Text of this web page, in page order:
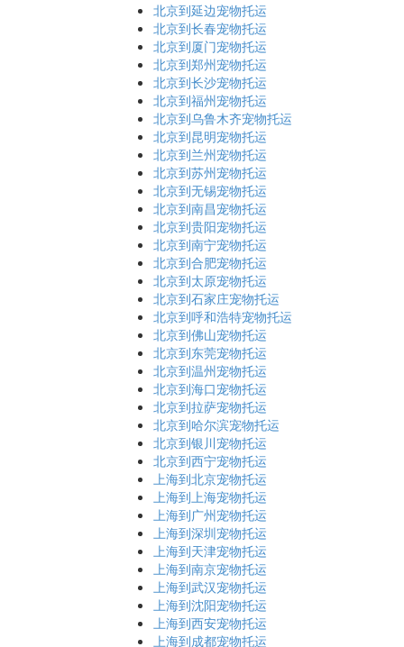
北京到延边宠物托运
北京到长春宠物托运
北京到厦门宠物托运
北京到郑州宠物托运
北京到长沙宠物托运
北京到福州宠物托运
北京到乌鲁木齐宠物托运
北京到昆明宠物托运
北京到兰州宠物托运
北京到苏州宠物托运
北京到无锡宠物托运
北京到南昌宠物托运
北京到贵阳宠物托运
北京到南宁宠物托运
北京到合肥宠物托运
北京到太原宠物托运
北京到石家庄宠物托运
北京到呼和浩特宠物托运
北京到佛山宠物托运
北京到东莞宠物托运
北京到温州宠物托运
北京到海口宠物托运
北京到拉萨宠物托运
北京到哈尔滨宠物托运
北京到银川宠物托运
北京到西宁宠物托运
上海到北京宠物托运
上海到上海宠物托运
上海到广州宠物托运
上海到深圳宠物托运
上海到天津宠物托运
上海到南京宠物托运
上海到武汉宠物托运
上海到沈阳宠物托运
上海到西安宠物托运
上海到成都宠物托运